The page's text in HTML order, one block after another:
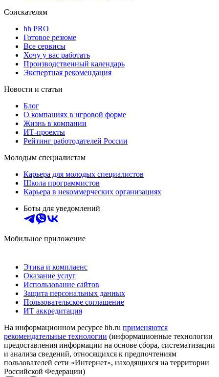
Соискателям
hh PRO
Готовое резюме
Все сервисы
Хочу у вас работать
Производственный календарь
Экспертная рекомендация
Новости и статьи
Блог
О компаниях в игровой форме
Жизнь в компании
ИТ-проекты
Рейтинг работодателей России
Молодым специалистам
Карьера для молодых специалистов
Школа программистов
Карьера в некоммерческих организациях
Боты для уведомлений
Мобильное приложение
Этика и комплаенс
Оказание услуг
Использование сайтов
Защита персональных данных
Пользовательское соглашение
ИТ аккредитация
На информационном ресурсе hh.ru применяются
рекомендательные технологии (информационные технологии
предоставления информации на основе сбора, систематизации
и анализа сведений, относящихся к предпочтениям
пользователей сети «Интернет», находящихся на территории
Российской Федерации)